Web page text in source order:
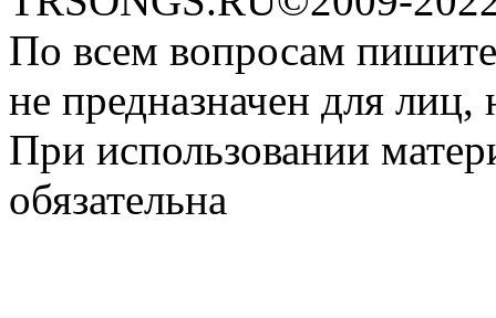
По всем вопросам
не предназначен для
При использовании
обязательна